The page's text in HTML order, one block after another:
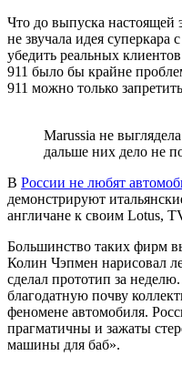
Что до выпуска настоящей
не звучала идея суперкара
убедить реальных
911 было бы крайне
911 можно только
Marussia не
дальше них дело не
В России не любят
демонстрируют
англичане к своим Lotus,
Большинство таких фирм
Колин Чэпмен нарисовал
сделал прототип за
благодатную почву
феномене автомобиля.
прагматичны и зажаты
машины для баб».